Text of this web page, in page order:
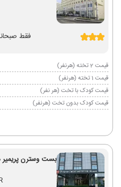
فقط
قیمت 2 تخته (هرنفر)
قیمت 1 تخته (هرنفر)
قیمت کودک با تخت (هر نفر)
قیمت کودک بدون تخت (هرنفر)
بست وسترن